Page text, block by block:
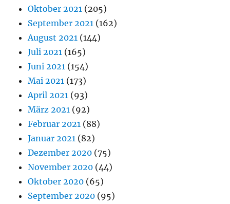
Oktober 2021 (205)
September 2021 (162)
August 2021 (144)
Juli 2021 (165)
Juni 2021 (154)
Mai 2021 (173)
April 2021 (93)
März 2021 (92)
Februar 2021 (88)
Januar 2021 (82)
Dezember 2020 (75)
November 2020 (44)
Oktober 2020 (65)
September 2020 (95)